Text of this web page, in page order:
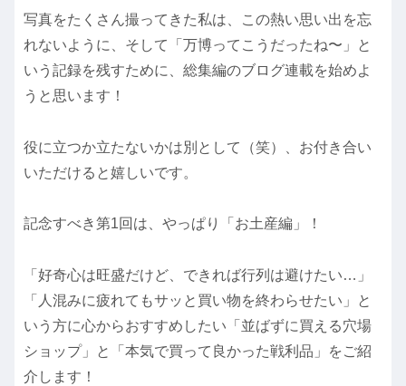
写真をたくさん撮ってきた私は、この熱い思い出を忘
れないように、そして「万博ってこうだったね〜」と
いう記録を残すために、総集編のブログ連載を始めよ
うと思います！
役に立つか立たないかは別として（笑）、お付き合い
いただけると嬉しいです。
記念すべき第1回は、やっぱり「お土産編」！
「好奇心は旺盛だけど、できれば行列は避けたい…」
「人混みに疲れてもサッと買い物を終わらせたい」と
いう方に心からおすすめしたい「並ばずに買える穴場
ショップ」と「本気で買って良かった戦利品」をご紹
介します！